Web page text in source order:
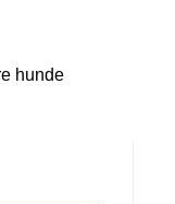
hunde